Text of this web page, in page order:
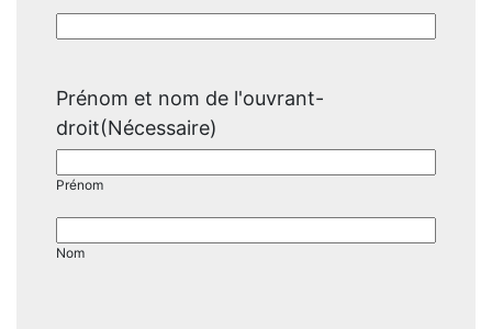
Prénom et nom de l'ouvrant-
droit(Nécessaire)
Prénom
Nom